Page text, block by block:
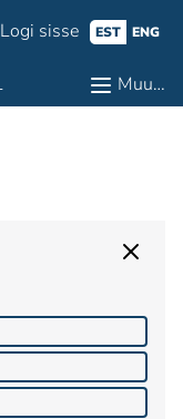
Logi sisse EST ENG
Muu…